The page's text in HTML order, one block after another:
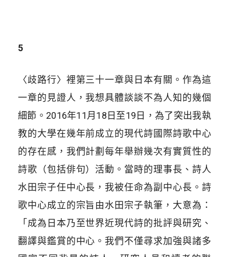
5
〈歧路行〉裡第三十一章與日本有關。作為這
一章的見證人，我想具體談談不為人知的幾個
細節。2016年11月18日至19日，為了突出我執
教的大學在幾年前成立的現代詩國際詩歌中心
的存在感，我們計劃每年舉辦幾次有實質性的
詩歌（包括俳句）活動。當時的理事長、詩人
水田宗子任中心長，我被任命為副中心長。詩
歌中心成立的宗旨由水田宗子執筆，大意為：
「成為日本乃至世界近現代詩的批評與研究、
翻譯與鑑賞的中心。我們不僅尋求加強與諸多